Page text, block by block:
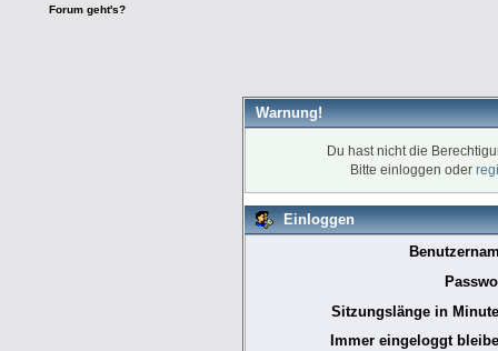
Forum geht's?
Warnung!
Du hast nicht die
Bitte einloggen oder
Einloggen
Sitzungslänge in
Immer eingeloggt